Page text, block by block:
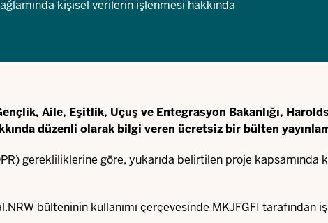
kişisel verilerin işlenmesi hakkında
Aile, Eşitlik, Uçuş ve Entegrasyon Bakanlığı,
düzenli olarak bilgi veren ücretsiz bir bülten
gerekliliklerine göre, yukarıda belirtilen proje kapsamında
bülteninin kullanımı çerçevesinde MKJFGFI tarafından